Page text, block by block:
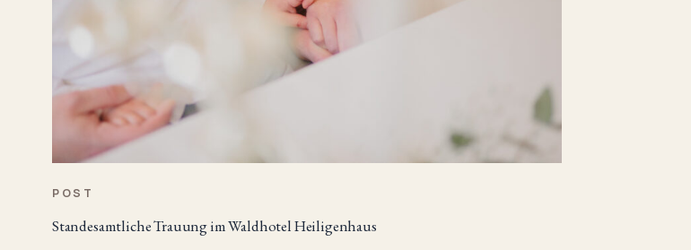
POST
Standesamtliche Trauung im Waldhotel Heiligenhaus